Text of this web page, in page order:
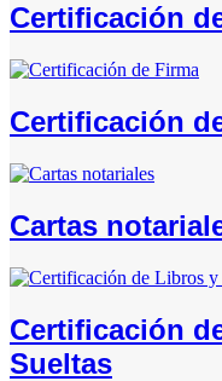
Certificación
Certificación
Cartas
Certificación
Sueltas